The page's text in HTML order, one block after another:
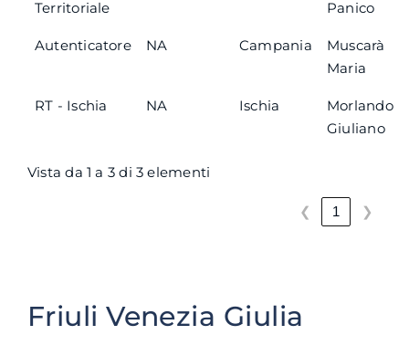
Territoriale
Panico
Autenticatore NA Campania
Muscarà
Maria
RT - Ischia NA Ischia
Morlando
Giuliano
Vista da 1 a 3 di 3 elementi
❮ 1 ❯
Friuli Venezia Giulia